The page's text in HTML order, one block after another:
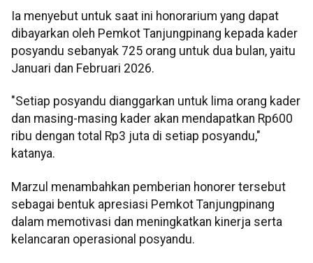
Ia menyebut untuk saat ini honorarium yang dapat
dibayarkan oleh Pemkot Tanjungpinang kepada kader
posyandu sebanyak 725 orang untuk dua bulan, yaitu
Januari dan Februari 2026.
"Setiap posyandu dianggarkan untuk lima orang kader
dan masing-masing kader akan mendapatkan Rp600
ribu dengan total Rp3 juta di setiap posyandu,"
katanya.
Marzul menambahkan pemberian honorer tersebut
sebagai bentuk apresiasi Pemkot Tanjungpinang
dalam memotivasi dan meningkatkan kinerja serta
kelancaran operasional posyandu.